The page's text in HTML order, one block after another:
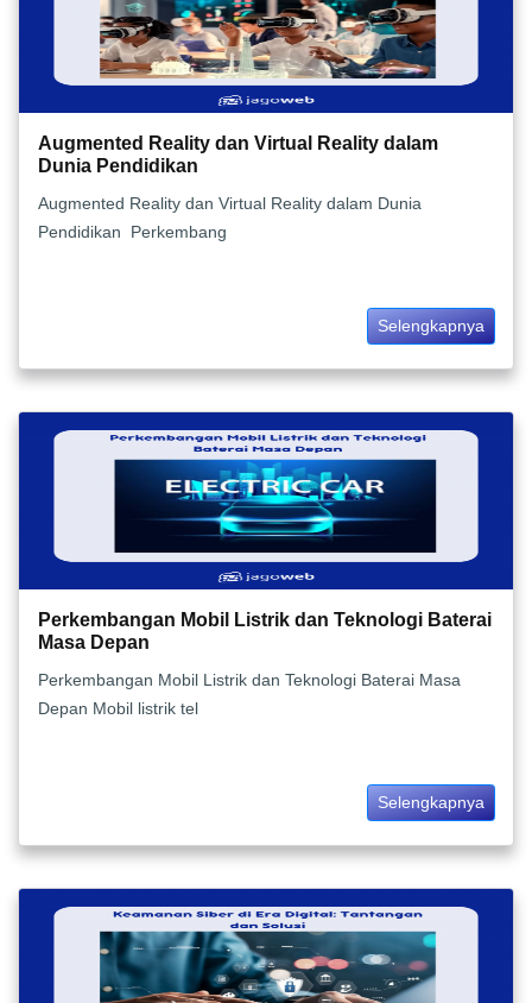
Augmented Reality dan Virtual Reality dalam
Dunia Pendidikan
Augmented Reality dan Virtual Reality dalam Dunia
Pendidikan Perkembang
Selengkapnya
Perkembangan Mobil Listrik dan Teknologi Baterai
Masa Depan
Perkembangan Mobil Listrik dan Teknologi Baterai Masa
Depan Mobil listrik tel
Selengkapnya